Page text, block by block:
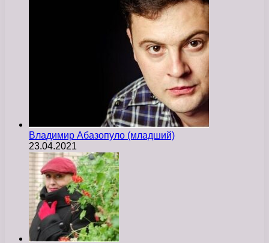
Владимир Абазопуло (младший)
23.04.2021